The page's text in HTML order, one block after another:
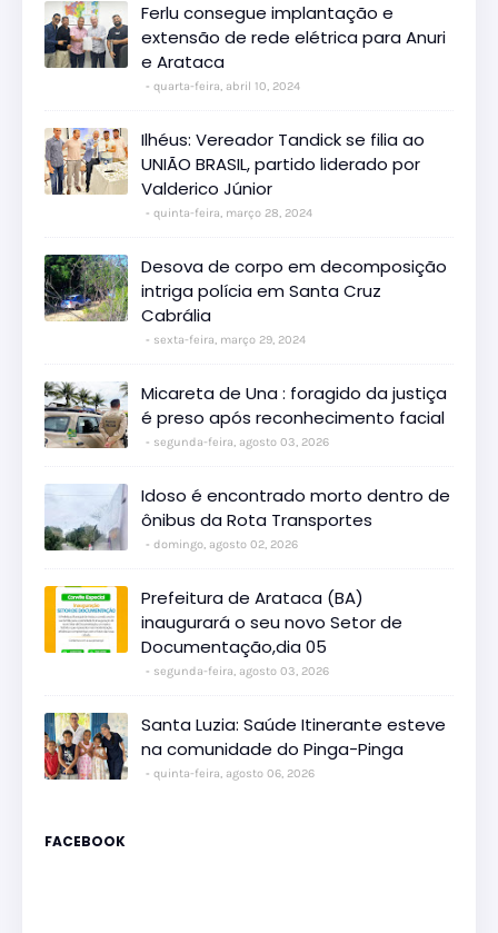
Ferlu consegue implantação e
extensão de rede elétrica para Anuri
e Arataca
quarta-feira, abril 10, 2024
Ilhéus: Vereador Tandick se filia ao
UNIÃO BRASIL, partido liderado por
Valderico Júnior
quinta-feira, março 28, 2024
Desova de corpo em decomposição
intriga polícia em Santa Cruz
Cabrália
sexta-feira, março 29, 2024
Micareta de Una : foragido da justiça
é preso após reconhecimento facial
segunda-feira, agosto 03, 2026
Idoso é encontrado morto dentro de
ônibus da Rota Transportes
domingo, agosto 02, 2026
Prefeitura de Arataca (BA)
inaugurará o seu novo Setor de
Documentação,dia 05
segunda-feira, agosto 03, 2026
Santa Luzia: Saúde Itinerante esteve
na comunidade do Pinga-Pinga
quinta-feira, agosto 06, 2026
FACEBOOK